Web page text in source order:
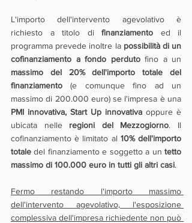
L'importo dell'intervento agevolativo è
richiesto a titolo di finanziamento ed il
programma prevede inoltre la possibilità di un
cofinanziamento a fondo perduto
massimo del 20% dell'importo totale del
finanziamento (e comunque fino ad un
PMI innovativa, Start Up innovativa oppure è
ubicata nelle regioni del Mezzogiorno. Il
cofinanziamento è limitato al 10% dell'importo
totale del finanziamento e soggetto a un tetto
massimo di 100.000 euro in tutti gli altri casi.
Fermo restando l'importo massimo
dell'intervento agevolativo, l'esposizione
complessiva dell'impresa richiedente non può